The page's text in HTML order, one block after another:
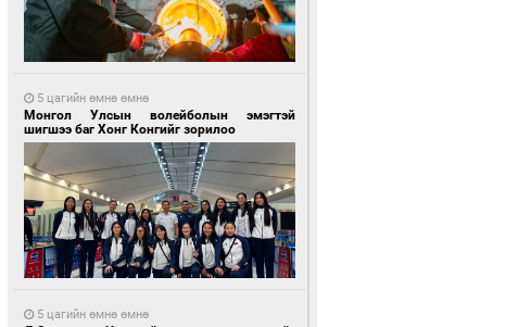
5 цагийн өмнө өмнө
Монгол Улсын волейболын эмэгтэй
шигшээ баг Хонг Конгийг зорилоо
5 цагийн өмнө өмнө